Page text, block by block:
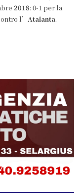
2018: 0-1 per la
l’ Atalanta.